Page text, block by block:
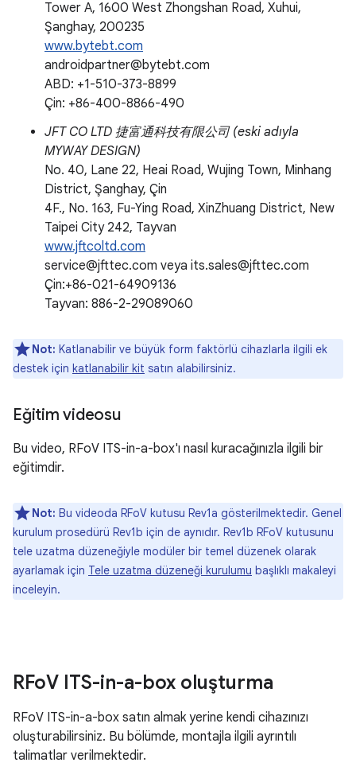
Tower A, 1600 West Zhongshan Road, Xuhui,
Şanghay, 200235
www.bytebt.com
androidpartner@bytebt.com
ABD: +1-510-373-8899
Çin: +86-400-8866-490
JFT CO LTD 捷富通科技有限公司 (eski adıyla
MYWAY DESIGN)
No. 40, Lane 22, Heai Road, Wujing Town, Minhang
District, Şanghay, Çin
4F., No. 163, Fu-Ying Road, XinZhuang District, New
Taipei City 242, Tayvan
www.jftcoltd.com
service@jfttec.com veya its.sales@jfttec.com
Çin:+86-021-64909136
Tayvan: 886-2-29089060
Not: Katlanabilir ve büyük form faktörlü cihazlarla ilgili ek
destek için katlanabilir kit satın alabilirsiniz.
Eğitim videosu
Bu video, RFoV ITS-in-a-box'ı nasıl kuracağınızla ilgili bir
eğitimdir.
Not: Bu videoda RFoV kutusu Rev1a gösterilmektedir. Genel
kurulum prosedürü Rev1b için de aynıdır. Rev1b RFoV kutusunu
tele uzatma düzeneğiyle modüler bir temel düzenek olarak
ayarlamak için Tele uzatma düzeneği kurulumu başlıklı makaleyi
inceleyin.
RFoV ITS-in-a-box oluşturma
RFoV ITS-in-a-box satın almak yerine kendi cihazınızı
oluşturabilirsiniz. Bu bölümde, montajla ilgili ayrıntılı
talimatlar verilmektedir.